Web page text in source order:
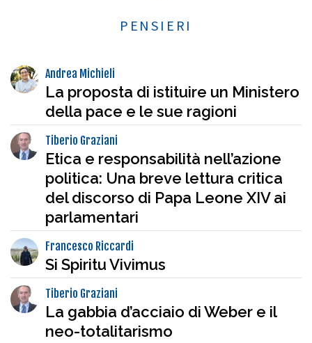
PENSIERI
Andrea Michieli
La proposta di istituire un Ministero
della pace e le sue ragioni
Tiberio Graziani
Etica e responsabilità nell’azione
politica: Una breve lettura critica
del discorso di Papa Leone XIV ai
parlamentari
Francesco Riccardi
Si Spiritu Vivimus
Tiberio Graziani
La gabbia d’acciaio di Weber e il
neo-totalitarismo